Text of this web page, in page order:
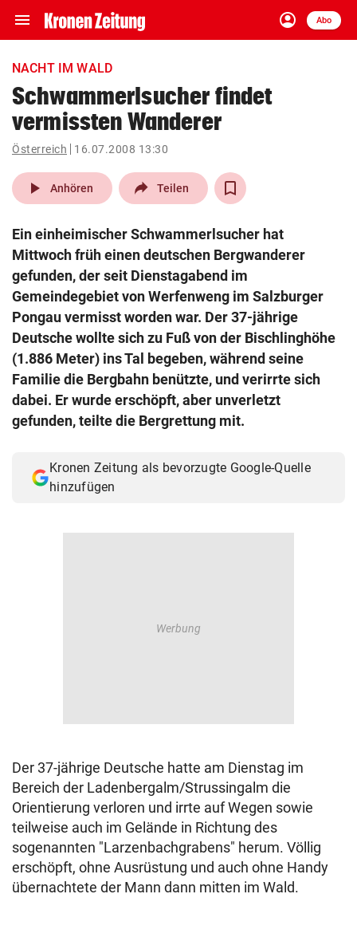
menu Navigation
ein-/ausklappen
account_circle
Anmelden
Abo
close Schließen
account_circle Anmelden
pin_drop
Wien arrow_right
search
Suchbegriff
eingeben
© Krone Multimedia GmbH & Co KG 2026
Muthgasse 2, 1190 Wien
NACHT IM WALD
Schwammerlsucher findet
vermissten Wanderer
Österreich 16.07.2008 13:30
play_arrow Anhören Teilen
Ein einheimischer Schwammerlsucher hat
Mittwoch früh einen deutschen Bergwanderer
gefunden, der seit Dienstagabend im
Gemeindegebiet von Werfenweng im Salzburger
Pongau vermisst worden war. Der 37-jährige
Deutsche wollte sich zu Fuß von der Bischlinghöhe
(1.886 Meter) ins Tal begeben, während seine
Familie die Bergbahn benützte, und verirrte sich
dabei. Er wurde erschöpft, aber unverletzt
gefunden, teilte die Bergrettung mit.
Kronen Zeitung als bevorzugte Google-Quelle
hinzufügen
Der 37-jährige Deutsche hatte am Dienstag im
Bereich der Ladenbergalm/Strussingalm die
Orientierung verloren und irrte auf Wegen sowie
teilweise auch im Gelände in Richtung des
sogenannten "Larzenbachgrabens" herum. Völlig
erschöpft, ohne Ausrüstung und auch ohne Handy
übernachtete der Mann dann mitten im Wald.